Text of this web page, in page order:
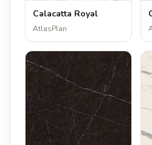
Calacatta Royal
AtlasPlan